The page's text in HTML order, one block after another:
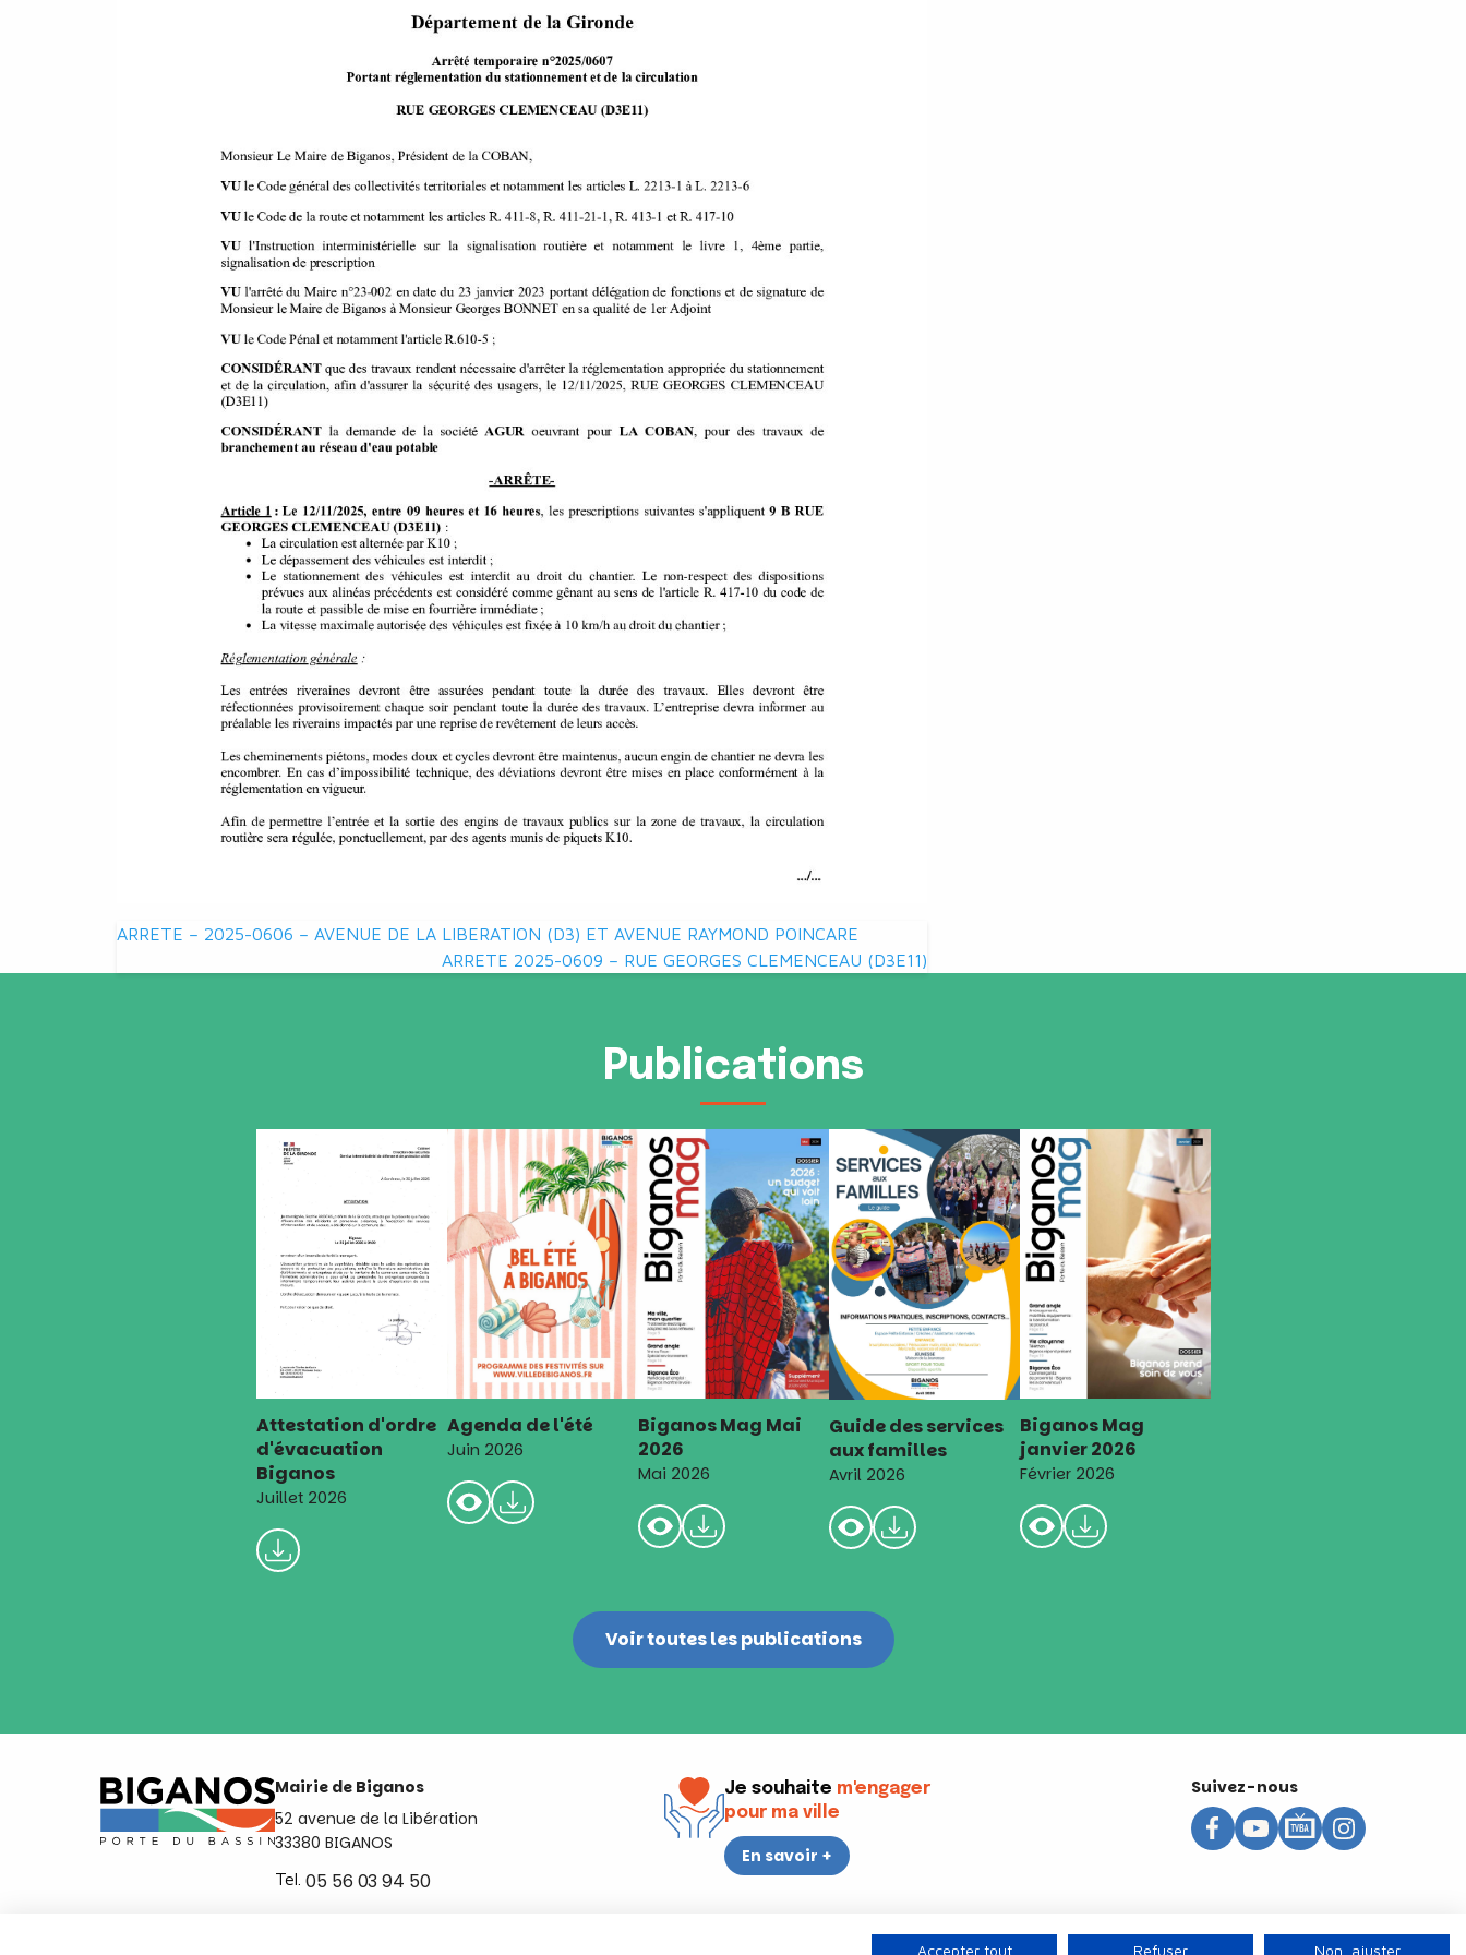
Navigation
ARRETE – 2025-0606 – AVENUE DE LA LIBERATION (D3) ET AVENUE RAYMOND POINCARE
ARRETE 2025-0609 – RUE GEORGES CLEMENCEAU (D3E11)
Publications
Attestation d'ordre
d'évacuation
Biganos
Juillet 2026
Agenda de l'été
Juin 2026
Biganos Mag Mai
2026
Mai 2026
Guide des services
aux familles
Avril 2026
Biganos Mag
janvier 2026
Février 2026
Voir toutes les publications
Mairie de Biganos
52 avenue de la Libération
33380 BIGANOS
Tel. 05 56 03 94 50
Je souhaite m'engager
pour ma ville
En savoir +
Suivez-nous
Accepter tout Refuser Non, ajuster